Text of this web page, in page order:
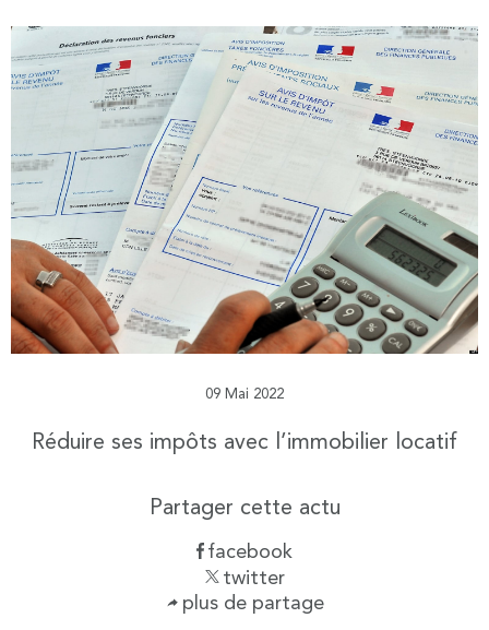
09 Mai 2022
Réduire ses impôts avec l’immobilier locatif
Partager cette actu
facebook
twitter
plus de partage